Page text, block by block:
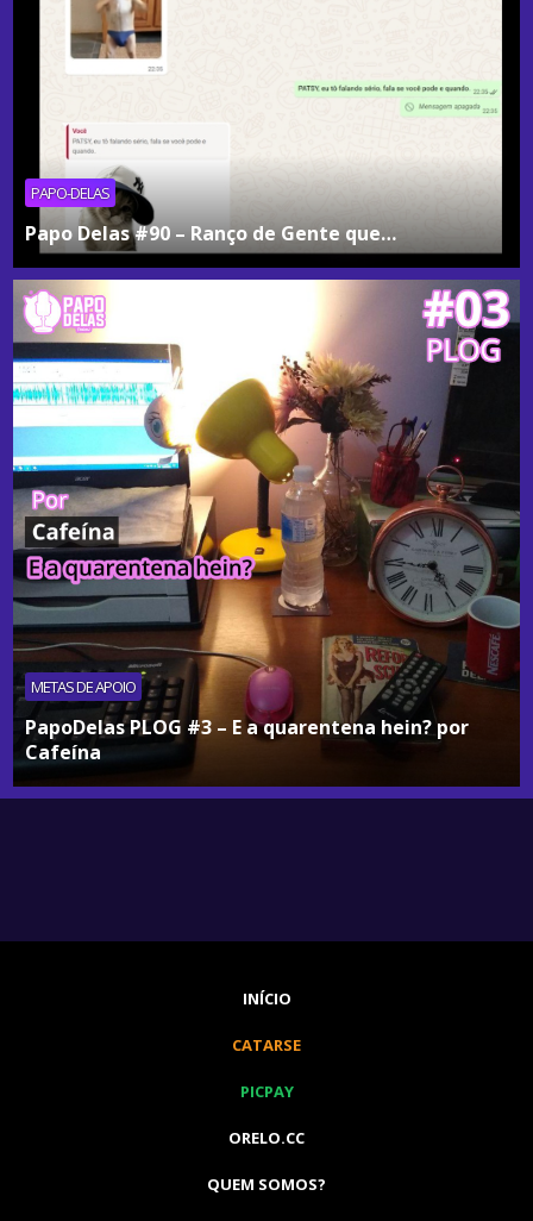
PAPO-DELAS
Papo Delas #90 – Ranço de Gente que…
METAS DE APOIO
PapoDelas PLOG #3 – E a quarentena hein? por
Cafeína
INÍCIO
CATARSE
PICPAY
ORELO.CC
QUEM SOMOS?